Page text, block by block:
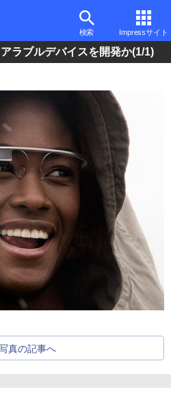
検索 Impressサイト
ラブルデバイスを開発か(1/1)
真の記事へ